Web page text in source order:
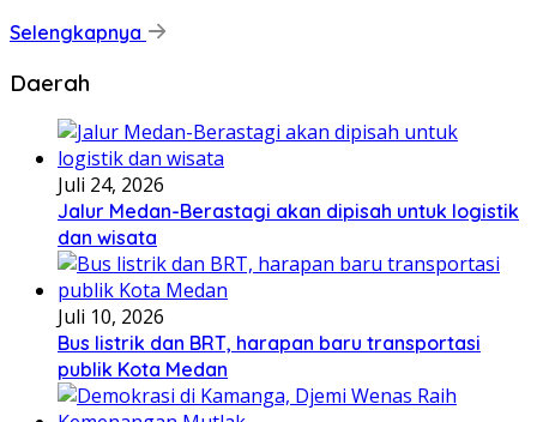
Selengkapnya
Daerah
Juli 24, 2026
Jalur Medan-Berastagi akan dipisah untuk logistik
dan wisata
Juli 10, 2026
Bus listrik dan BRT, harapan baru transportasi
publik Kota Medan